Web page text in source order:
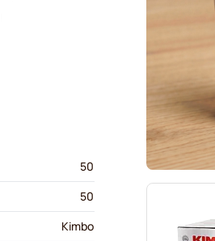
50
50
Kimbo